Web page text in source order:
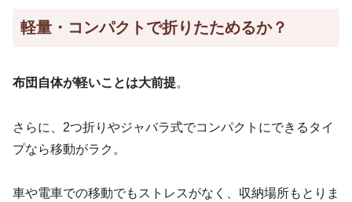
軽量・コンパクトで折りたためるか？
布団自体が軽いことは大前提。
さらに、2つ折りやジャバラ式でコンパクトにできるタイ
プなら移動がラク。
車や電車での移動でもストレスがなく、収納場所もとりま